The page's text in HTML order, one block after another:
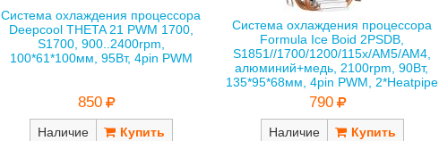
Система охлаждения процессора
Deepcool THETA 21 PWM 1700,
S1700, 900..2400rpm,
100*61*100мм, 95Вт, 4pin PWM
850
Наличие
Система охлаждения процессора
Formula Ice Boid 2PSDB,
S1851//1700/1200/115x/AM5/AM4,
алюминий+медь, 2100rpm, 90Вт,
135*95*68мм, 4pin PWM, 2*Heatpipe
790
Наличие